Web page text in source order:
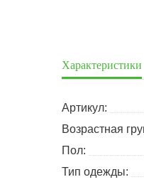
Характеристики
Артикул:
Возрастная
Пол:
Тип одежды: